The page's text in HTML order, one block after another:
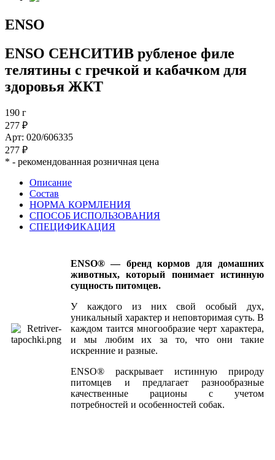
ENSO
ENSO СЕНСИТИВ рубленое филе
телятины с гречкой и кабачком для
здоровья ЖКТ
190 г
277 ₽
Арт: 020/606335
277 ₽
* - рекомендованная розничная цена
Описание
Состав
НОРМА КОРМЛЕНИЯ
СПОСОБ ИСПОЛЬЗОВАНИЯ
СПЕЦИФИКАЦИЯ
ENSO® — бренд кормов для домашних
животных, который понимает истинную
сущность питомцев.
У каждого из них свой особый дух,
уникальный характер и неповторимая суть. В
каждом таится многообразие черт характера,
и мы любим их за то, что они такие
искренние и разные.
ENSO® раскрывает истинную природу
питомцев и предлагает разнообразные
качественные рационы с учетом
потребностей и особенностей собак.